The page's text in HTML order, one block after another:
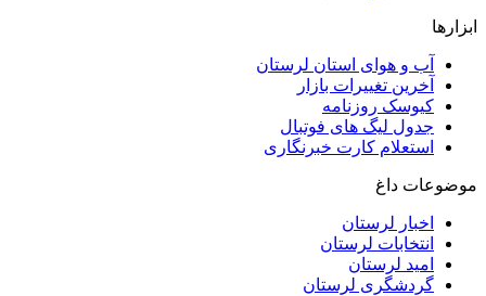
ابزارها
آب و هوای استان لرستان
آخرین تغییرات بازار
کیوسک روزنامه
جدول لیگ های فوتبال
استعلام کارت خبرنگاری
موضوعات داغ
اخبار لرستان
انتخابات لرستان
امید لرستان
گردشگری لرستان